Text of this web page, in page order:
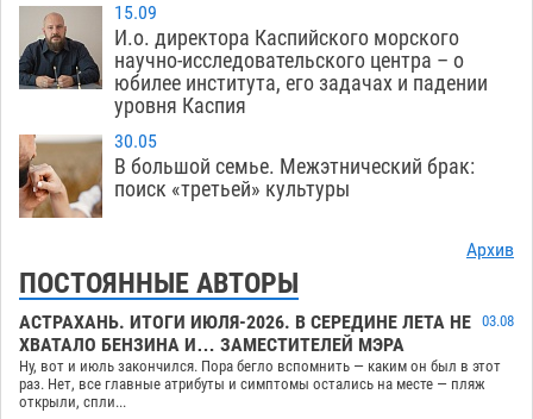
15.09
И.о. директора Каспийского морского
научно-исследовательского центра – о
юбилее института, его задачах и падении
уровня Каспия
30.05
В большой семье. Межэтнический брак:
поиск «третьей» культуры
Архив
ПОСТОЯННЫЕ АВТОРЫ
АСТРАХАНЬ. ИТОГИ ИЮЛЯ-2026. В СЕРЕДИНЕ ЛЕТА НЕ
ХВАТАЛО БЕНЗИНА И… ЗАМЕСТИТЕЛЕЙ МЭРА
03.08
Ну, вот и июль закончился. Пора бегло вспомнить — каким он был в этот
раз. Нет, все главные атрибуты и симптомы остались на месте — пляж
открыли, спли...